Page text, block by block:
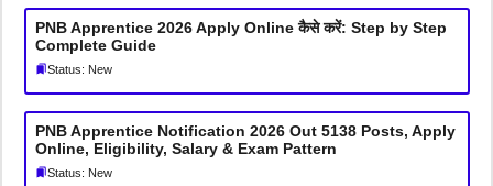
PNB Apprentice 2026 Apply Online कैसे करें: Step by Step
Complete Guide
Status: New
PNB Apprentice Notification 2026 Out 5138 Posts, Apply
Online, Eligibility, Salary & Exam Pattern
Status: New